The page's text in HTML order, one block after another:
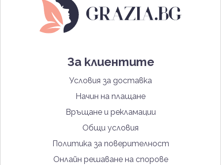
За клиентите
Условия за доставка
Начин на плащане
Връщане и рекламации
Общи условия
Политика за поверителност
Онлайн решаване на спорове